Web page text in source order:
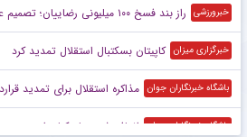
خبرورزشی راز بند فسخ ۱۰۰ میلیونی رضاییان؛ تصمیم عجیب استقلال چه دلیلی داشت؟
خبرگزاری میزان کاپیتان بسکتبال استقلال تمدید کرد
باشگاه خبرنگاران جوان مذاکره استقلال برای تمدید
باشگاه خبرنگاران جوان اضافه شدن بازیکنان امید